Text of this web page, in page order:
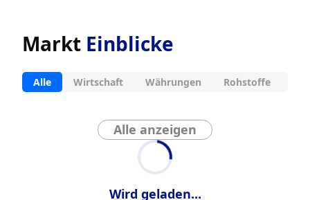
Markt Einblicke
Alle Wirtschaft Währungen Rohstoffe
Alle anzeigen
Wird geladen...